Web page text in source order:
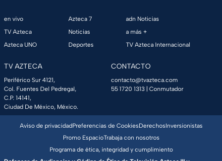
en vivo
TV Azteca
Azteca UNO
Azteca 7
Noticias
Deportes
adn Noticias
a más +
TV Azteca Internacional
TV AZTECA
Periférico Sur 4121,
Col. Fuentes Del Pedregal,
C.P. 14141,
Ciudad De México, México.
CONTACTO
contacto@tvazteca.com
55 1720 1313 | Conmutador
Aviso de privacidadPreferencias de CookiesDerechosInversionistas
Promo EspacioTrabaja con nosotros
Programa de ética, integridad y cumplimiento